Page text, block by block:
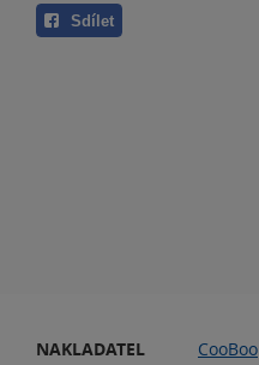
Sdílet
NAKLADATEL
CooBoo